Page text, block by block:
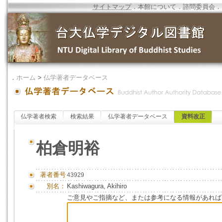
サイトマップ．本館について ．諮問委員会 ．
． ホーム > 仏学著者データベース
仏学著者検索 検索結果 仏学著者データベース 資料改正
柏倉明裕
著者番号43929
別名： Kashiwagura, Akihiro
ご意見やご指摘など、または参考になる情報があれ